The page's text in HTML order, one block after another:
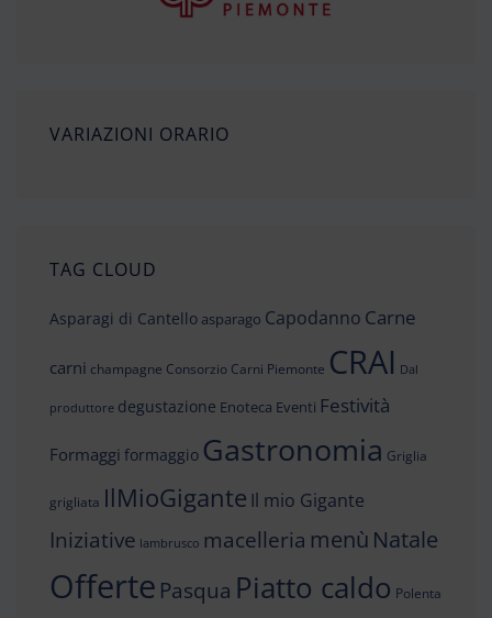
VARIAZIONI ORARIO
TAG CLOUD
Asparagi di Cantello asparago Capodanno Carne
carni champagne Consorzio Carni Piemonte CRAI Dal
produttore degustazione Enoteca Eventi Festività
Formaggi formaggio Gastronomia Griglia
grigliata IlMioGigante Il mio Gigante
Iniziative lambrusco macelleria menù Natale
Offerte Pasqua Piatto caldo Polenta